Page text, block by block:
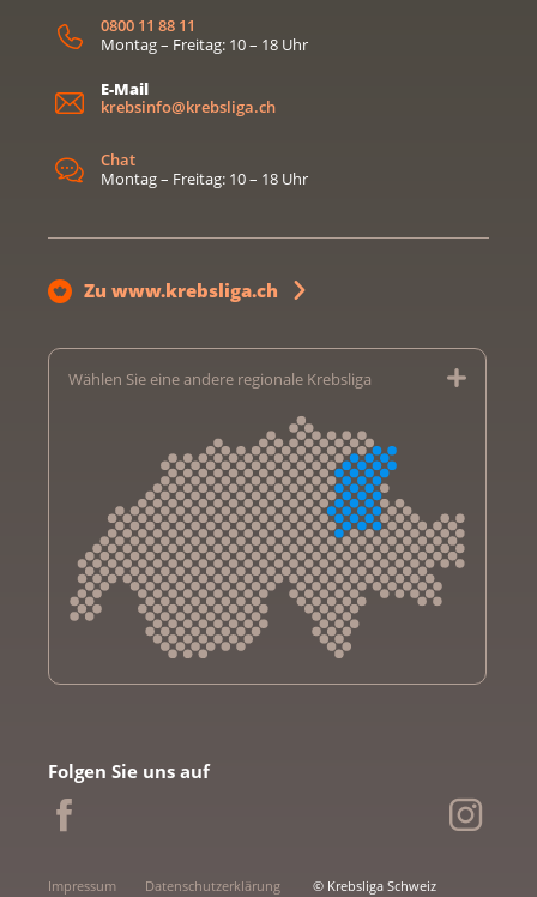
0800 11 88 11
Montag – Freitag: 10 – 18 Uhr
E-Mail
krebsinfo@krebsliga.ch
Chat
Montag – Freitag: 10 – 18 Uhr
Zu www.krebsliga.ch
Wählen Sie eine andere regionale Krebsliga
Krebsliga Bern
Krebsliga Freiburg
Krebsliga Graubünden
Folgen Sie uns auf
Impressum Datenschutzerklärung © Krebsliga Schweiz